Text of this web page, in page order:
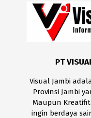
PT
Visual Jambi
Provinsi Jambi
Maupun
ingin berdaya